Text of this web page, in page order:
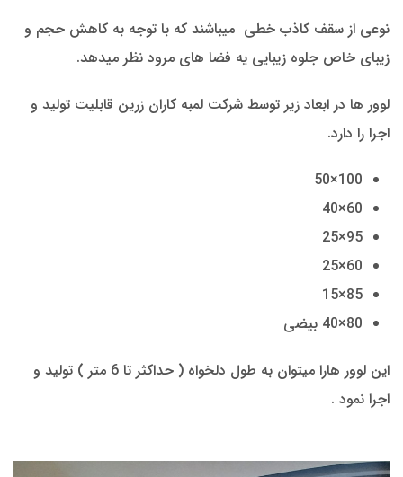
نوعی از سقف کاذب خطی میباشند که با توجه به کاهش حجم و
زیبای خاص جلوه زیبایی یه فضا های مرود نظر میدهد.
لوور ها در ابعاد زیر توسط شرکت لمبه کاران زرین قابلیت تولید و
اجرا را دارد.
100×50
60×40
95×25
60×25
85×15
80×40 بیضی
این لوور هارا میتوان به طول دلخواه ( حداکثر تا 6 متر ) تولید و
اجرا نمود .